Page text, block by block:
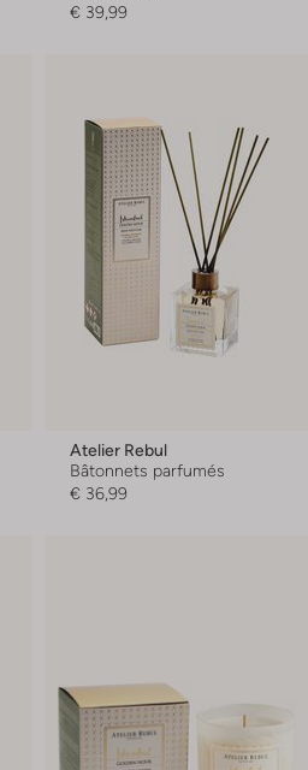
€ 39,99
Atelier Rebul
Bâtonnets parfumés
€ 36,99